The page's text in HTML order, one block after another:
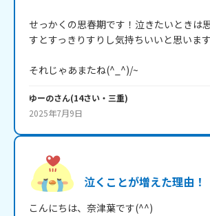
せっかくの思春期です！泣きたいときは
すとすっきりすりし気持ちいいと思います
それじゃあまたね(^_^)/~
ゆーのさん(14さい・ 三重)
2025年7月9日
泣くことが増えた理由！
こんにちは、奈津葉です(^^)